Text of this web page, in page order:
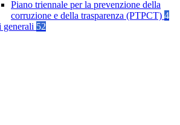
Piano triennale per la prevenzione della
corruzione e della trasparenza (PTPCT) 4
generali 52